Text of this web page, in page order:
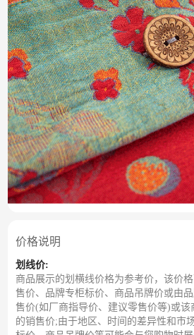
价格说明
划线价:
商品展示的划横线价格为参考价，该价
售价、品牌专柜标价、商品吊牌价或由
售价(如厂商指导价、建议零售价等)或该
的销售价;由于地区、时间的差异性和市